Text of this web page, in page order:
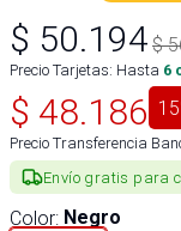
$ 50.194 $
Precio Tarjetas: Hasta 6
$ 48.186 15
Precio Transferencia
Envío gratis para
Color: Negro